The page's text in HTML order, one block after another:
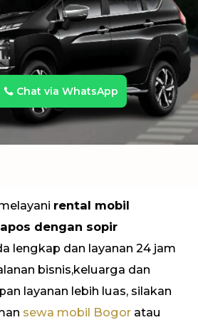
Chat via WhatsApp
rental mobil
dengan sopir
lengkap dan layanan 24 jam
bisnis,keluarga dan
layanan lebih luas, silakan
sewa mobil Bogor atau